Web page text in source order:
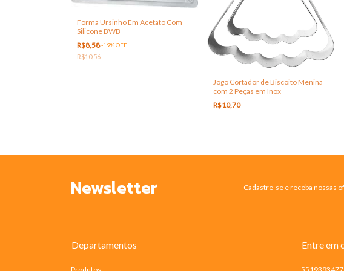
Forma Ursinho Em Acetato Com
Silicone BWB
R$8,58-19%OFF
R$10,56
Jogo Cortador de Biscoito Menina
com 2 Peças em Inox
R$10,70
Newsletter Cadastre-se e receba nossas
Departamentos Entre em